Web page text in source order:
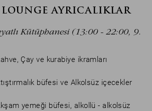
LOUNGE AYRICALIKLAR
Kütüphanesi (13:00 - 22:00, 9.
Çay ve kurabiye ikramları
büfesi ve Alkolsüz içecekler
yemeği büfesi, alkollü - alkolsüz